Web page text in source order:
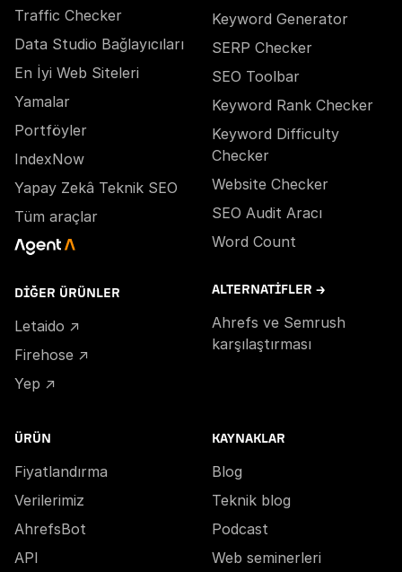
Traffic Checker
Data Studio Bağlayıcıları
En İyi Web Siteleri
Yamalar
Portföyler
IndexNow
Yapay Zekâ Teknik SEO
Tüm araçlar
DIĞER ÜRÜNLER
Letaido ↗
Firehose ↗
Yep ↗
Keyword Generator
SERP Checker
SEO Toolbar
Keyword Rank Checker
Keyword Difficulty
Checker
Website Checker
SEO Audit Aracı
Word Count
ALTERNATIFLER →
Ahrefs ve Semrush
karşılaştırması
ÜRÜN
Fiyatlandırma
Verilerimiz
AhrefsBot
API
KAYNAKLAR
Blog
Teknik blog
Podcast
Web seminerleri